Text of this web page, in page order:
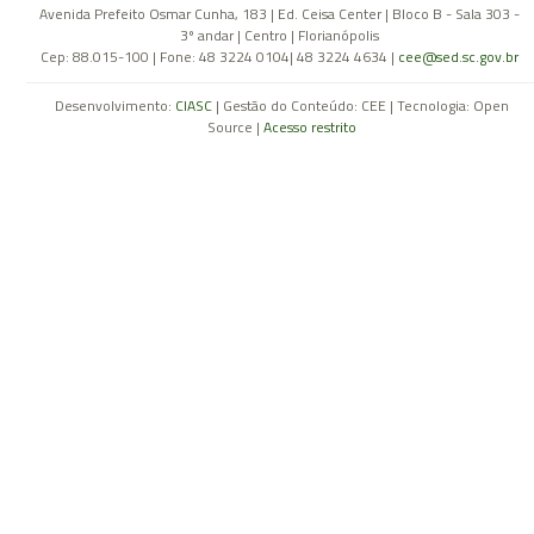
Avenida Prefeito Osmar Cunha, 183 | Ed. Ceisa Center | Bloco B - Sala 303 -
3º andar | Centro | Florianópolis
Cep: 88.015-100 | Fone: 48 3224 0104| 48 3224 4634 | cee@sed.sc.gov.br
Desenvolvimento: CIASC| Gestão do Conteúdo: CEE | Tecnologia: Open
Source | Acesso restrito